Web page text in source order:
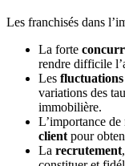
Les franchisés dans
La forte
rendre difficile
Les
variations des
immobilière.
L’importance
client pour
La recrutement